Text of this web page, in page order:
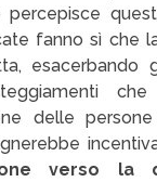
fanno sì che
esacerbando
delle
verso la